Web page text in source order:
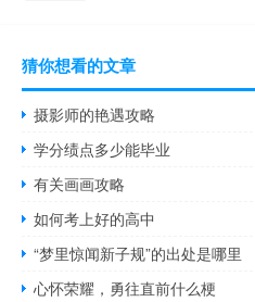
猜你想看的文章
摄影师的艳遇攻略
学分绩点多少能毕业
有关画画攻略
如何考上好的高中
“梦里惊闻新子规”的出处是哪里
心怀荣耀，勇往直前什么梗